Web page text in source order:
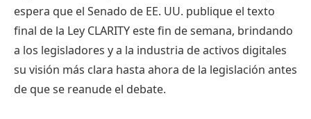
espera que el Senado de EE. UU. publique el texto
final de la Ley CLARITY este fin de semana, brindando
a los legisladores y a la industria de activos digitales
su visión más clara hasta ahora de la legislación antes
de que se reanude el debate.